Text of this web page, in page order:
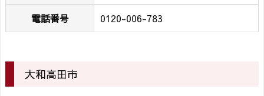
高
1.
電話番号 0120-006-783
大和高田市